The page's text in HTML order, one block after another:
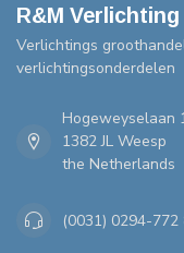
R&M Verlichting
Verlichtings
verlichtingsonderdelen
Hogeweyselaan
1382 JL Weesp
the Netherlands
(0031) 0294-772